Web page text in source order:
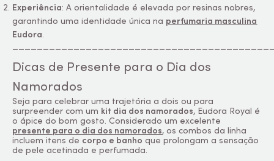
Experiência: A orientalidade é elevada por resinas nobres,
garantindo uma identidade única na perfumaria masculina
Eudora.
Dicas de Presente para o Dia dos
Namorados
Seja para celebrar uma trajetória a dois ou para
surpreender com um kit dia dos namorados, Eudora Royal é
o ápice do bom gosto. Considerado um excelente
presente para o dia dos namorados, os combos da linha
incluem itens de corpo e banho que prolongam a sensação
de pele acetinada e perfumada.